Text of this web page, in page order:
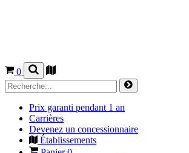
0
Prix garanti pendant 1 an
Carrières
Devenez un concessionnaire
Établissements